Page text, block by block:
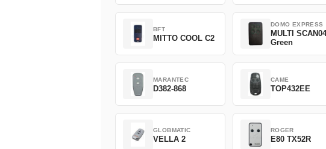
BFT
MITTO COOL C2
DOMO EXPRESS
MULTI SCAN04
Green
MARANTEC
D382-868
CAME
TOP432EE
GLOBMATIC
VELLA 2
ROGER
E80 TX52R